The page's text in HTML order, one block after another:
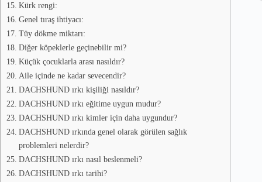
Kürk rengi:
Genel tıraş ihtiyacı:
Tüy dökme miktarı:
Diğer köpeklerle geçinebilir mi?
Küçük çocuklarla arası nasıldır?
Aile içinde ne kadar sevecendir?
DACHSHUND ırkı kişiliği nasıldır?
DACHSHUND ırkı eğitime uygun mudur?
DACHSHUND ırkı kimler için daha uygundur?
DACHSHUND ırkında genel olarak görülen sağlık
problemleri nelerdir?
DACHSHUND ırkı nasıl beslenmeli?
DACHSHUND ırkı tarihi?